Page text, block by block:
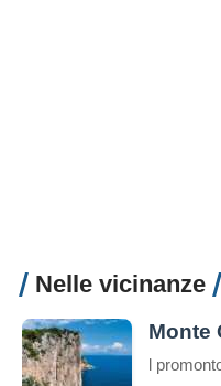
Nelle vicinanze
Monte